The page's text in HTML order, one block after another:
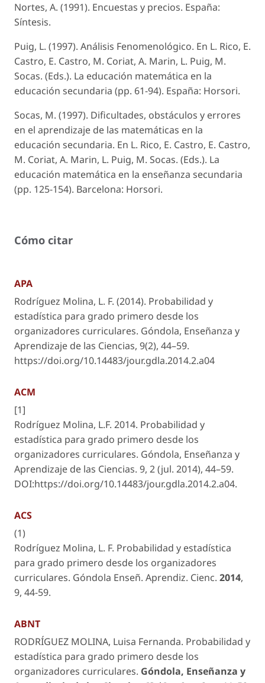
Nortes, A. (1991). Encuestas y precios. España:
Síntesis.
Puig, L. (1997). Análisis Fenomenológico. En L. Rico, E.
Castro, E. Castro, M. Coriat, A. Marin, L. Puig, M.
Socas. (Eds.). La educación matemática en la
educación secundaria (pp. 61-94). España: Horsori.
Socas, M. (1997). Dificultades, obstáculos y errores
en el aprendizaje de las matemáticas en la
educación secundaria. En L. Rico, E. Castro, E. Castro,
M. Coriat, A. Marin, L. Puig, M. Socas. (Eds.). La
educación matemática en la enseñanza secundaria
(pp. 125-154). Barcelona: Horsori.
Cómo citar
APA
Rodríguez Molina, L. F. (2014). Probabilidad y
estadística para grado primero desde los
organizadores curriculares. Góndola, Enseñanza y
Aprendizaje de las Ciencias, 9(2), 44–59.
https://doi.org/10.14483/jour.gdla.2014.2.a04
ACM
[1]
Rodríguez Molina, L.F. 2014. Probabilidad y
estadística para grado primero desde los
organizadores curriculares. Góndola, Enseñanza y
Aprendizaje de las Ciencias. 9, 2 (jul. 2014), 44–59.
DOI:https://doi.org/10.14483/jour.gdla.2014.2.a04.
ACS
(1)
Rodríguez Molina, L. F. Probabilidad y estadística
para grado primero desde los organizadores
curriculares. Góndola Enseñ. Aprendiz. Cienc. 2014,
9, 44-59.
ABNT
RODRÍGUEZ MOLINA, Luisa Fernanda. Probabilidad y
estadística para grado primero desde los
organizadores curriculares. Góndola, Enseñanza y